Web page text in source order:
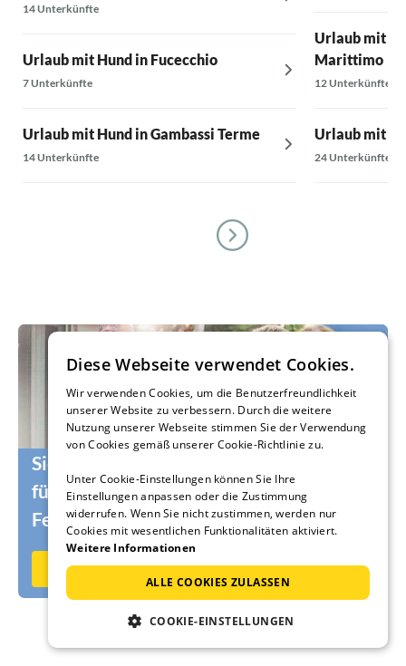
14 Unterkünfte
Urlaub mit Hund in Fucecchio
7 Unterkünfte
Urlaub mit Hund in Gambassi Terme
14 Unterkünfte
Urlaub mit
Marittimo
12 Unterkünfte
Urlaub mit
24 Unterkünfte
Sie suchen noch die passenden Urlauber
für Ihr Ferienhaus oder Ihre
Ferienwohnung?
Jetzt auf Ferienhausmiete.de vermieten
Diese Webseite verwendet Cookies.
Wir verwenden Cookies, um die Benutzerfreundlichkeit
unserer Website zu verbessern. Durch die weitere
Nutzung unserer Webseite stimmen Sie der Verwendung
von Cookies gemäß unserer Cookie-Richtlinie zu.
Unter Cookie-Einstellungen können Sie Ihre
Einstellungen anpassen oder die Zustimmung
widerrufen. Wenn Sie nicht zustimmen, werden nur
Cookies mit wesentlichen Funktionalitäten aktiviert.
Weitere Informationen
ALLE COOKIES ZULASSEN
COOKIE-EINSTELLUNGEN